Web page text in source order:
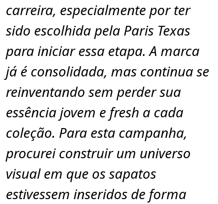
carreira, especialmente por ter
sido escolhida pela Paris Texas
para iniciar essa etapa. A marca
já é consolidada, mas continua se
reinventando sem perder sua
essência jovem e fresh a cada
coleção. Para esta campanha,
procurei construir um universo
visual em que os sapatos
estivessem inseridos de forma